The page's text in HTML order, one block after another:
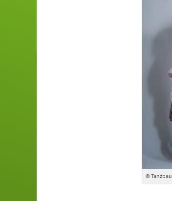
© Tanzbau